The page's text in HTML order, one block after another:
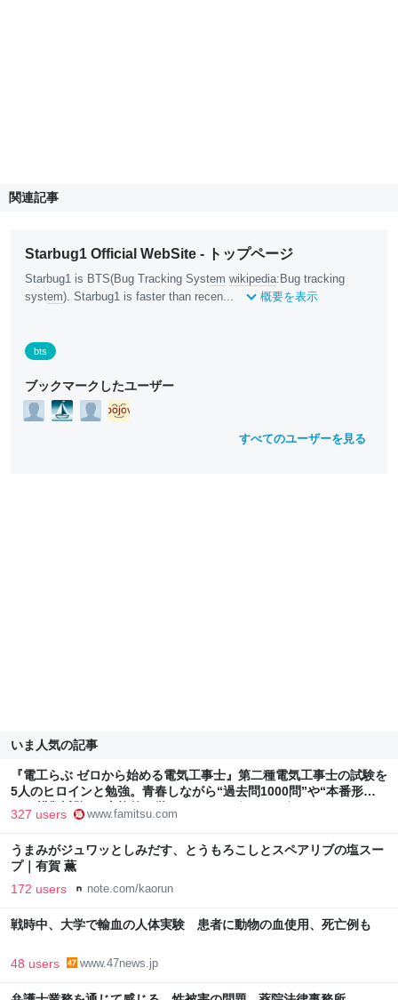
関連記事
Starbug1 Official WebSite - トップページ
Starbug1 is BTS(Bug Tracking System wikipedia:Bug tracking
system). Starbug1 is faster than recen... 概要を表示
bts
ブックマークしたユーザー
すべてのユーザーを見る
いま人気の記事
『電工らぶ ゼロから始める電気工事士』第二種電気工事士の試験を
5人のヒロインと勉強。青春しながら“過去問1000問”や“本番形式
CBT模擬試験”で本格的に学べるノベルゲーム | ゲーム・エンタメ
最新情報のファミ通.com
327 users www.famitsu.com
うまみがジュワッとしみだす、とうもろこしとスペアリブの塩スー
プ｜有賀 薫
172 users note.com/kaorun
戦時中、大学で輸血の人体実験 患者に動物の血使用、死亡例も
48 users www.47news.jp